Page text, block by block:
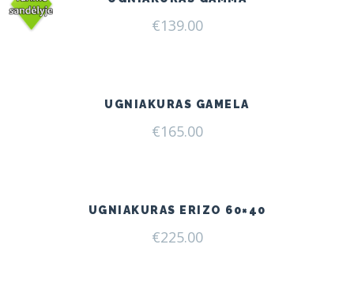
€139.00
UGNIAKURAS GAMELA
€165.00
UGNIAKURAS ERIZO 60×40
€225.00